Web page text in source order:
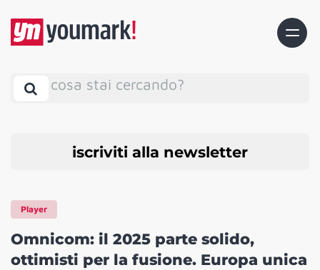
cosa stai cercando?
iscriviti alla newsletter
Player
Omnicom: il 2025 parte solido,
ottimisti per la fusione. Europa unica